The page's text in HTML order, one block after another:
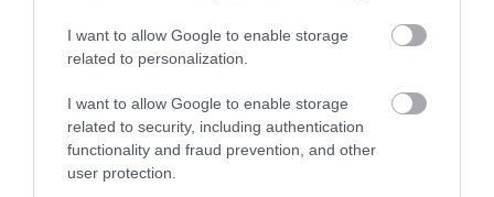
I want to allow Google to enable storage
related to personalization.
I want to allow Google to enable storage
related to security, including authentication
functionality and fraud prevention, and other
user protection.